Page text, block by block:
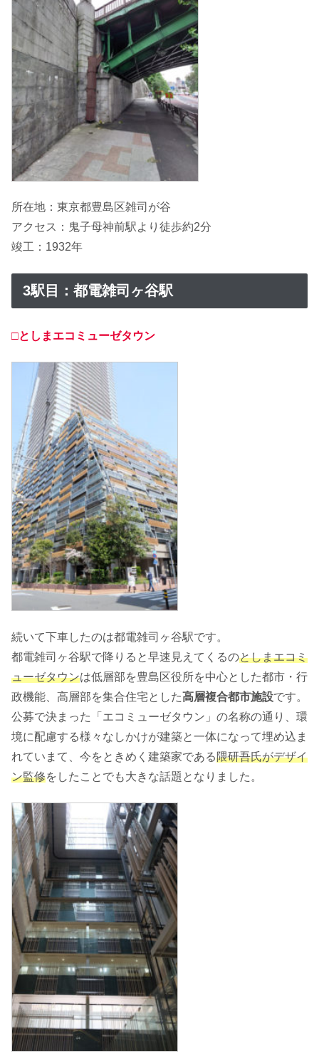
所在地：東京都豊島区雑司が谷
アクセス：鬼子母神前駅より徒歩約2分
竣工：1932年
3駅目：都電雑司ヶ谷駅
□としまエコミューゼタウン
続いて下車したのは都電雑司ヶ谷駅です。
都電雑司ヶ谷駅で降りると早速見えてくるのとしまエコミ
ューゼタウンは低層部を豊島区役所を中心とした都市・行
政機能、高層部を集合住宅とした高層複合都市施設です。
公募で決まった「エコミューゼタウン」の名称の通り、環
境に配慮する様々なしかけが建築と一体になって埋め込ま
れていまて、今をときめく建築家である隈研吾氏がデザイ
ン監修をしたことでも大きな話題となりました。